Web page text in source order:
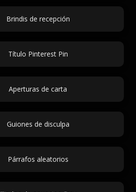
Brindis de recepción
Título Pinterest Pin
Aperturas de carta
Guiones de disculpa
Párrafos aleatorios